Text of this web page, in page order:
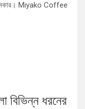
মেকার। Miyako Coffee
বিভিন্ন ধরনের